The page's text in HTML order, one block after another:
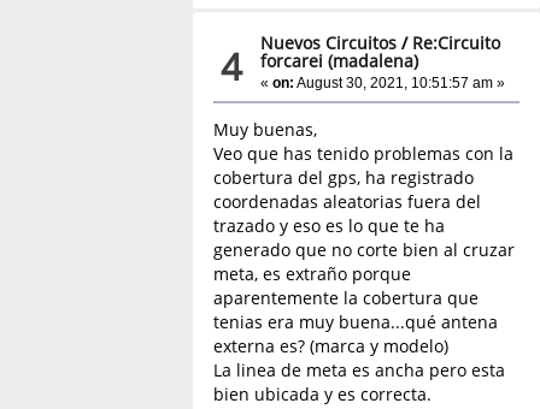
4 Nuevos Circuitos / Re:Circuito
forcarei (madalena)
«on: August 30, 2021, 10:51:57 am »
Muy buenas,
Veo que has tenido problemas con la
cobertura del gps, ha registrado
coordenadas aleatorias fuera del
trazado y eso es lo que te ha
generado que no corte bien al cruzar
meta, es extraño porque
aparentemente la cobertura que
tenias era muy buena...qué antena
externa es? (marca y modelo)
La linea de meta es ancha pero esta
bien ubicada y es correcta.